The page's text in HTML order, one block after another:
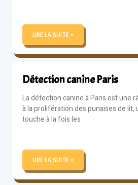
LIRE LA SUITE »
Détection canine Paris
La détection canine à Paris est une
à la prolifération des punaises de lit,
touche à la fois les
LIRE LA SUITE »